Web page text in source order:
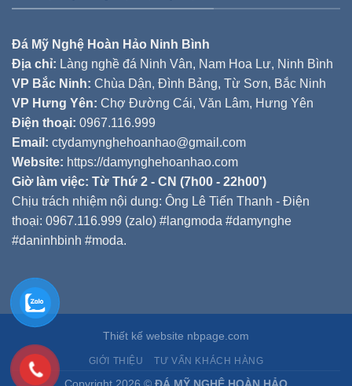
Đá Mỹ Nghệ Hoàn Hảo Ninh Bình
Địa chỉ: Làng nghề đá Ninh Vân, Nam Hoa Lư, Ninh Bình
VP Bắc Ninh: Chùa Dận, Đình Bảng, Từ Sơn, Bắc Ninh
VP Hưng Yên: Chợ Đường Cái, Văn Lâm, Hưng Yên
Điện thoại: 0967.116.999
Email: ctydamynghehoanhao@gmail.com
Website: https://damynghehoanhao.com
Giờ làm việc: Từ Thứ 2 - CN (7h00 - 22h00')
Chịu trách nhiệm nội dung: Ông Lê Tiến Thanh - Điện
thoại: 0967.116.999 (zalo) #langmoda #damynghe
#daninhbinh #moda.
Thiết kế website nbpage.com
GIỚI THIỆU TƯ VẤN KHÁCH HÀNG